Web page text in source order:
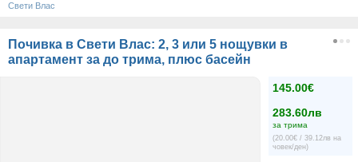
Свети Влас
Почивка в Свети Влас: 2, 3 или 5 нощувки в
апартамент за до трима, плюс басейн
145.00€
283.60лв
за трима
(20.00€ / 39.12лв на
човек/ден)